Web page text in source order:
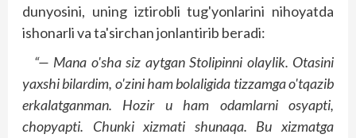
dunyosini, uning iztirobli tug'yonlarini nihoyatda
ishonarli va ta'sirchan jonlantirib beradi:
“— Mana o'sha siz aytgan Stolipinni olaylik. Otasini
yaxshi bilardim, o'zini ham bolaligida tizzamga o'tqazib
erkalatganman. Hozir u ham odamlarni osyapti,
chopyapti. Chunki xizmati shunaqa. Bu xizmatga